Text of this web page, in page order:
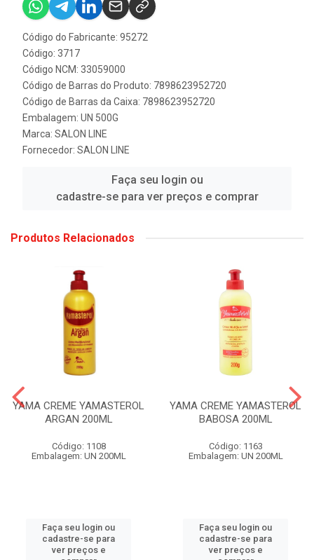
Código do Fabricante: 95272
Código: 3717
Código NCM: 33059000
Código de Barras do Produto: 7898623952720
Código de Barras da Caixa: 7898623952720
Embalagem: UN 500G
Marca: SALON LINE
Fornecedor: SALON LINE
Faça seu login ou
cadastre-se para ver preços e comprar
Produtos Relacionados
YAMA CREME YAMASTEROL
ARGAN 200ML
Código: 1108
Embalagem: UN 200ML
Faça seu login ou
cadastre-se para
ver preços e
YAMA CREME YAMASTEROL
BABOSA 200ML
Código: 1163
Embalagem: UN 200ML
Faça seu login ou
cadastre-se para
ver preços e